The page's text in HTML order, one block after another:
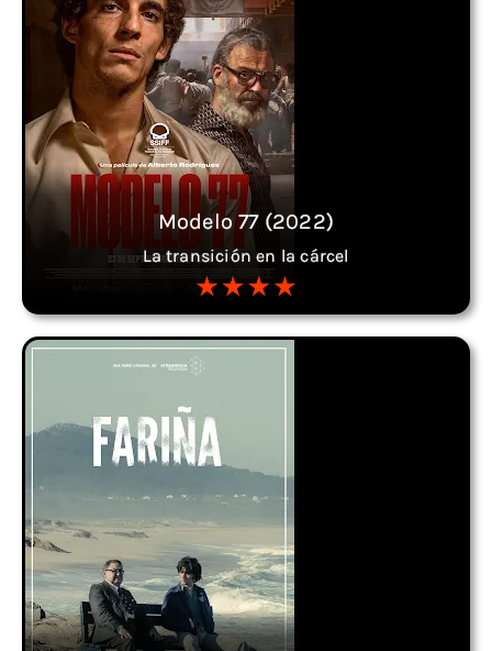
Modelo 77 (2022)
La transición en la cárcel